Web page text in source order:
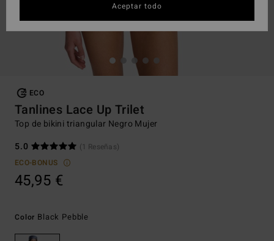
ECO
Tanlines Lace Up Trilet
Top de bikini triangular Negro Mujer
5.0
(1 Reseñas)
ECO-BONUS
45,95 €
Color Black Pebble
Aceptar todo